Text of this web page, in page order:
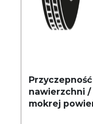
nawierzchni /
mokrej